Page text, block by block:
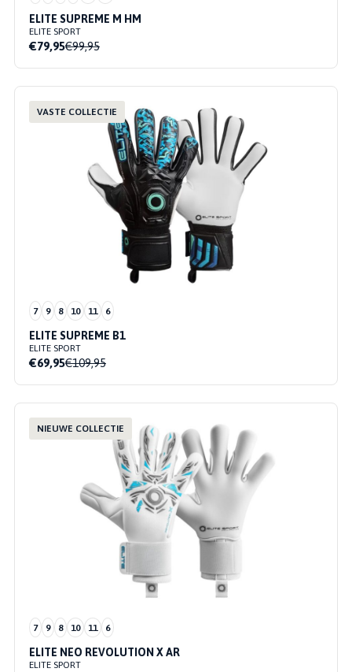
ELITE SUPREME M HM
ELITE SPORT
€79,95€99,95
VASTE COLLECTIE
7 9 8 10 11 6
ELITE SUPREME B1
ELITE SPORT
€69,95€109,95
NIEUWE COLLECTIE
7 9 8 10 11 6
ELITE NEO REVOLUTION X AR
ELITE SPORT